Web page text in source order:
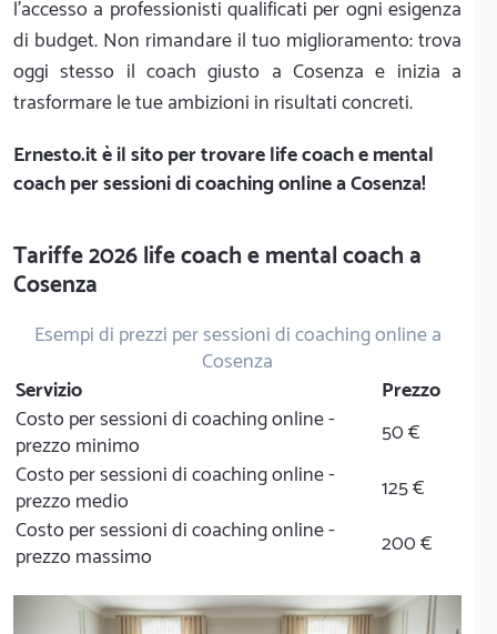
l'accesso a professionisti qualificati per ogni esigenza
di budget. Non rimandare il tuo miglioramento: trova
oggi stesso il coach giusto a Cosenza e inizia a
trasformare le tue ambizioni in risultati concreti.
Ernesto.itè il sito per trovare life coach e mental
coach per sessioni di coaching online a Cosenza!
Tariffe 2026 life coach e mental coach a
Cosenza
Esempi di prezzi per sessioni di coaching online a
Cosenza
Servizio
Prezzo
Costo per sessioni di coaching online -
prezzo minimo
50 €
Costo per sessioni di coaching online -
prezzo medio
125 €
Costo per sessioni di coaching online -
prezzo massimo
200 €